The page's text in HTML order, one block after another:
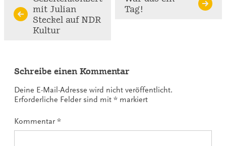
Reading
mit Julian
Steckel auf NDR
Kultur
Tag!
Schreibe einen Kommentar
Deine E-Mail-Adresse wird nicht veröffentlicht.
Erforderliche Felder sind mit * markiert
Kommentar*